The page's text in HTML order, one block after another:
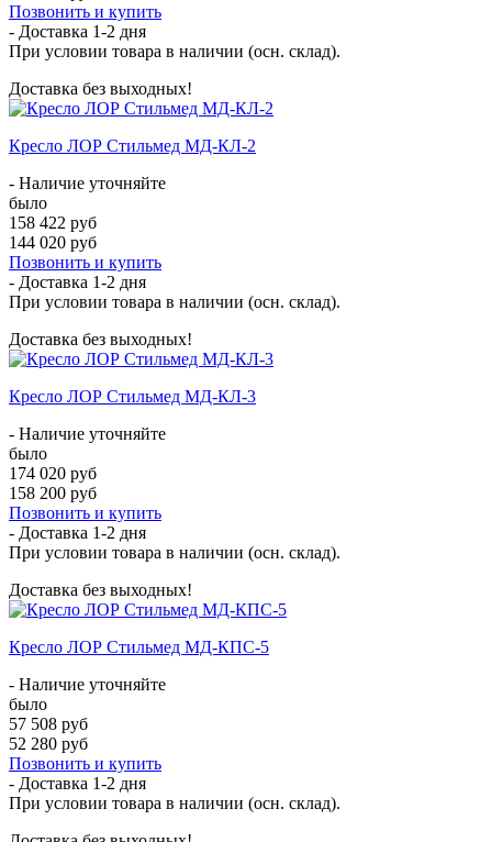
Позвонить и купить
- Доставка 1-2 дня
При условии товара в наличии (осн. склад).
Доставка без выходных!
Кресло ЛОР Стильмед МД-КЛ-2
- Наличие уточняйте
было
158 422 руб
144 020 руб
Позвонить и купить
- Доставка 1-2 дня
При условии товара в наличии (осн. склад).
Доставка без выходных!
Кресло ЛОР Стильмед МД-КЛ-3
- Наличие уточняйте
было
174 020 руб
158 200 руб
Позвонить и купить
- Доставка 1-2 дня
При условии товара в наличии (осн. склад).
Доставка без выходных!
Кресло ЛОР Стильмед МД-КПС-5
- Наличие уточняйте
было
57 508 руб
52 280 руб
Позвонить и купить
- Доставка 1-2 дня
При условии товара в наличии (осн. склад).